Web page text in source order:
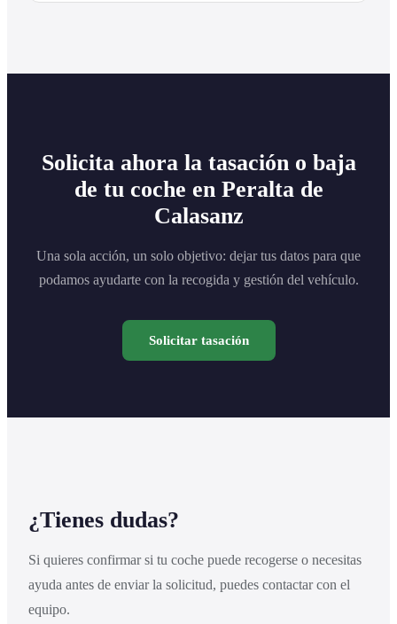
Solicita ahora la tasación o baja
de tu coche en Peralta de
Calasanz
Una sola acción, un solo objetivo: dejar tus datos para que
podamos ayudarte con la recogida y gestión del vehículo.
Solicitar tasación
¿Tienes dudas?
Si quieres confirmar si tu coche puede recogerse o necesitas
ayuda antes de enviar la solicitud, puedes contactar con el
equipo.